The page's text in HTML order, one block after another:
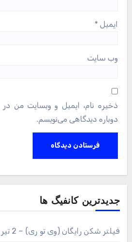
ایمیل *
وب‌ سایت
ذخیره نام، ایمیل و وبسایت من در
دوباره دیدگاهی می‌نویسم.
جدیدترین کانفیگ ها
فیلتر شکن رایگان (وی تو ری) – 2 تیر 1405